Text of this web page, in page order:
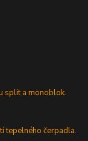
split a monoblok.
tepelného čerpadla.